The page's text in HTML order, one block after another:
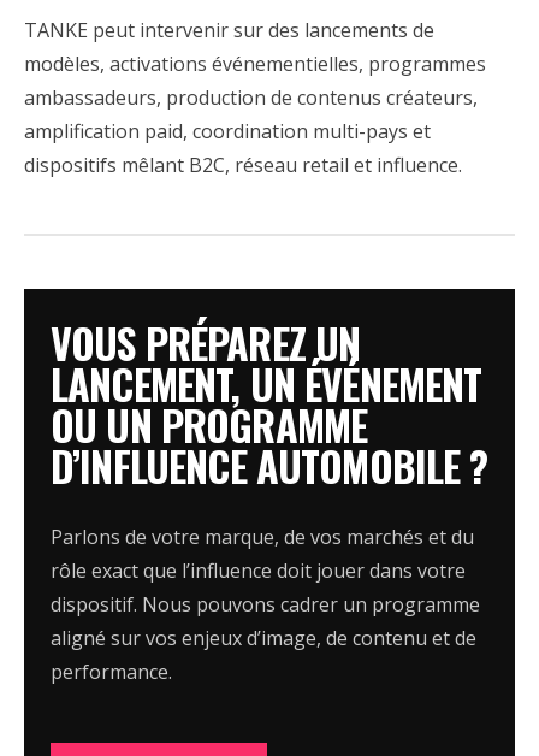
TANKE peut intervenir sur des lancements de
modèles, activations événementielles, programmes
ambassadeurs, production de contenus créateurs,
amplification paid, coordination multi-pays et
dispositifs mêlant B2C, réseau retail et influence.
VOUS PRÉPAREZ UN
LANCEMENT, UN ÉVÉNEMENT
OU UN PROGRAMME
D’INFLUENCE AUTOMOBILE ?
Parlons de votre marque, de vos marchés et du
rôle exact que l’influence doit jouer dans votre
dispositif. Nous pouvons cadrer un programme
aligné sur vos enjeux d’image, de contenu et de
performance.